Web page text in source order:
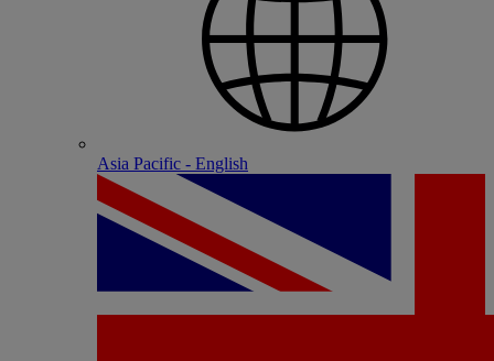
Asia Pacific - English